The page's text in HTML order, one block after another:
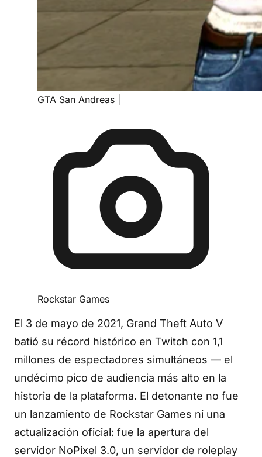
GTA San Andreas
Rockstar Games
El 3 de mayo de 2021, Grand Theft Auto V
batió su récord histórico en Twitch con 1,1
millones de espectadores simultáneos — el
undécimo pico de audiencia más alto en la
historia de la plataforma. El detonante no fue
un lanzamiento de Rockstar Games ni una
actualización oficial: fue la apertura del
servidor NoPixel 3.0, un servidor de roleplay